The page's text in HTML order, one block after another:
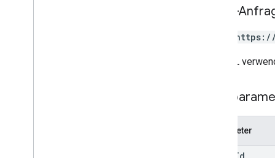
HTTP-
POST
Die URL
Parameter